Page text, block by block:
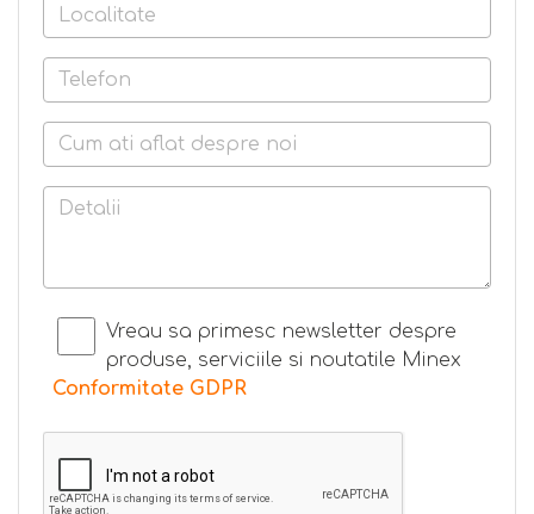
Vreau sa primesc newsletter despre
produse, serviciile si noutatile Minex
Conformitate GDPR